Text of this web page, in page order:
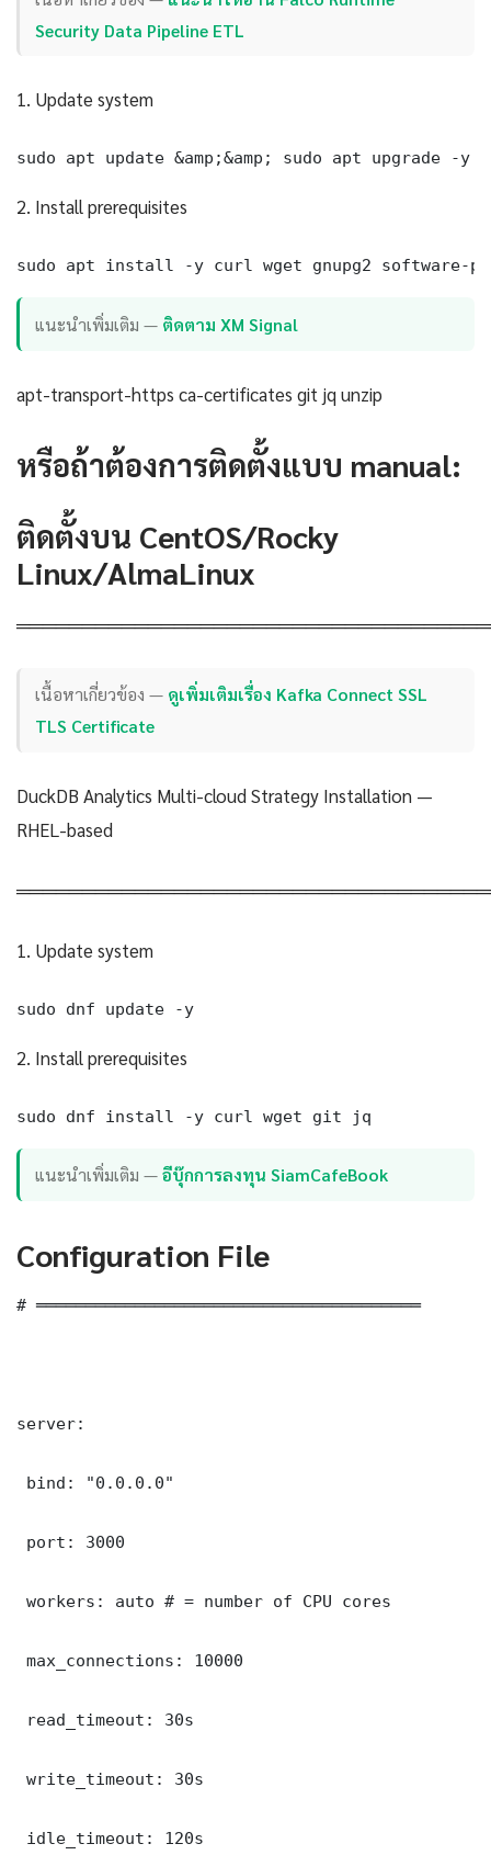
Security Data Pipeline ETL
1. Update system
sudo apt update &amp;&amp; sudo apt upgrade -y
2. Install prerequisites
sudo apt install -y curl wget gnupg2 software-
แนะนำเพิ่มเติม — ติดตาม XM Signal
apt-transport-https ca-certificates git jq unzip
หรือถ้าต้องการติดตั้งแบบ manual:
ติดตั้งบน CentOS/Rocky
Linux/AlmaLinux
เนื้อหาเกี่ยวข้อง — ดูเพิ่มเติมเรื่อง Kafka Connect SSL
TLS Certificate
DuckDB Analytics Multi-cloud Strategy Installation —
RHEL-based
1. Update system
sudo dnf update -y
2. Install prerequisites
sudo dnf install -y curl wget git jq
แนะนำเพิ่มเติม —อีบุ๊กการลงทุน SiamCafeBook
Configuration File
# ═══════════════════════════════════════
server:
bind: "0.0.0.0"
port: 3000
workers: auto # = number of CPU cores
max_connections: 10000
read_timeout: 30s
write_timeout: 30s
idle_timeout: 120s